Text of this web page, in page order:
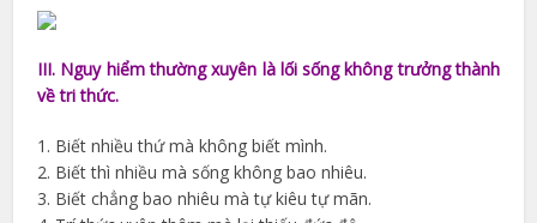
III. Nguy hiểm thường xuyên là lối sống không trưởng thành
về tri thức.
1. Biết nhiều thứ mà không biết mình.
2. Biết thì nhiều mà sống không bao nhiêu.
3. Biết chẳng bao nhiêu mà tự kiêu tự mãn.